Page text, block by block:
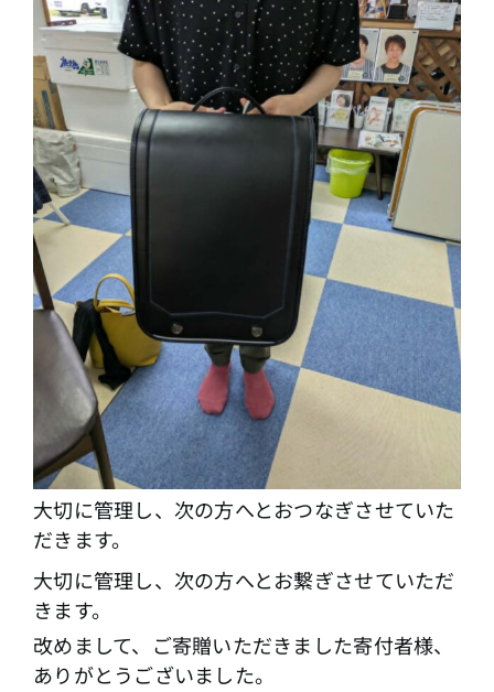
大切に管理し、次の方へとおつなぎさせていた
だきます。
大切に管理し、次の方へとお繋ぎさせていただ
きます。
改めまして、ご寄贈いただきました寄付者様、
ありがとうございました。